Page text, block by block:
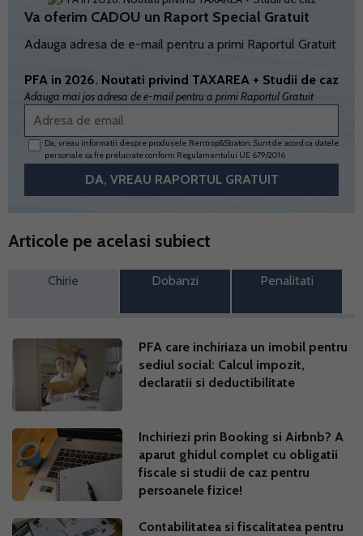
Va oferim CADOU un Raport Special Gratuit
Adauga adresa de e-mail pentru a primi Raportul Gratuit
PFA in 2026. Noutati privind TAXAREA + Studii de caz
Adauga mai jos adresa de e-mail pentru a primi Raportul Gratuit
Da, vreau informatii despre produsele Rentrop&Straton. Sunt de acord ca datele
personale sa fie prelucrate conform Regulamentului UE 679/2016
Articole pe acelasi subiect
Chirie Dobanzi Penalitati
PFA care inchiriaza un imobil pentru
sediul social: Calcul impozit,
declaratii si deductibilitate
Inchiriezi prin Booking si Airbnb? A
aparut ghidul complet cu obligatii
fiscale si studii de caz pentru
persoanele fizice!
Contabilitatea si fiscalitatea pentru